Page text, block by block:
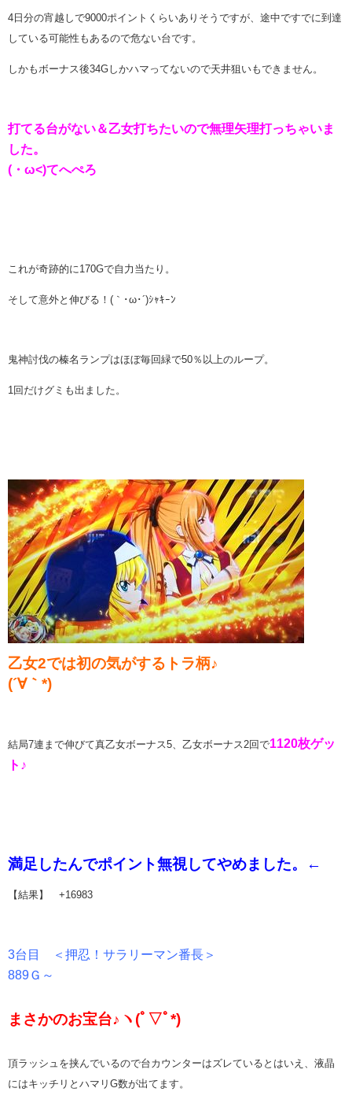
4日分の宵越しで9000ポイントくらいありそうですが、途中ですでに到達
している可能性もあるので危ない台です。
しかもボーナス後34Gしかハマってないので天井狙いもできません。
打てる台がない＆乙女打ちたいので無理矢理打っちゃいま
した。
(・ω<)てへぺろ
これが奇跡的に170Gで自力当たり。
そして意外と伸びる！(｀･ω･´)ｼｬｷｰﾝ
鬼神討伐の榛名ランプはほぼ毎回緑で50％以上のループ。
1回だけグミも出ました。
乙女2では初の気がするトラ柄♪
(´∀｀*)
結局7連まで伸びて真乙女ボーナス5、乙女ボーナス2回で1120枚ゲッ
ト♪
満足したんでポイント無視してやめました。←
【結果】 +16983
3台目 ＜押忍！サラリーマン番長＞
889Ｇ～
まさかのお宝台♪ヽ(ﾟ▽ﾟ*)
頂ラッシュを挟んでいるので台カウンターはズレているとはいえ、液晶
にはキッチリとハマリG数が出てます。